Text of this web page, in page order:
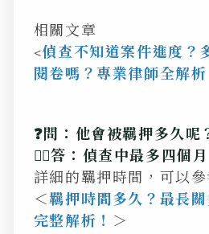
相關文章
<偵查不知道案件進度？
閱卷嗎？專業律師全解析
❓問：他會被羈押多久呢
💁‍♂️答：偵查中最多四個月
詳細的羈押時間，可以
＜羈押時間多久？最長
完整解析！ ＞